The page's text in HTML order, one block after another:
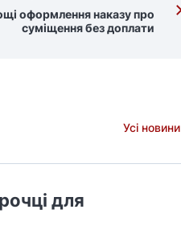
оформлення наказу про
суміщення без доплати
Усі новини
для